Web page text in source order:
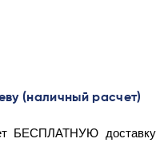
(наличный расчет)
БЕСПЛАТНУЮ доставку